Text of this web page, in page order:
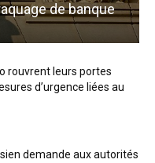
de banque
rouvrent leurs portes
d’urgence liées au
demande aux autorités